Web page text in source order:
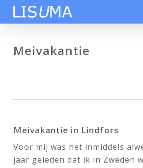
Skip
contentMeivakantie
Meivakantie in Lindfors
Voor mij was het inmiddels
jaar geleden dat ik in Zweden